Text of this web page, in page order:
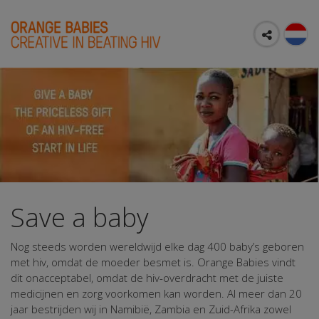
Save a baby
Nog steeds worden wereldwijd elke dag 400 baby’s geboren
met hiv, omdat de moeder besmet is. Orange Babies vindt
dit onacceptabel, omdat de hiv-overdracht met de juiste
medicijnen en zorg voorkomen kan worden. Al meer dan 20
jaar bestrijden wij in Namibië, Zambia en Zuid-Afrika zowel